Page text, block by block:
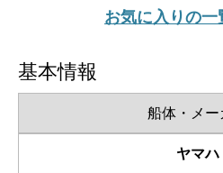
お気に入りの一
基本情報
船体・メー
ヤマハ